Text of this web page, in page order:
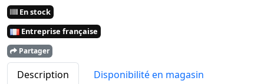
En stock
Entreprise française
Partager
Description Disponibilité en magasin